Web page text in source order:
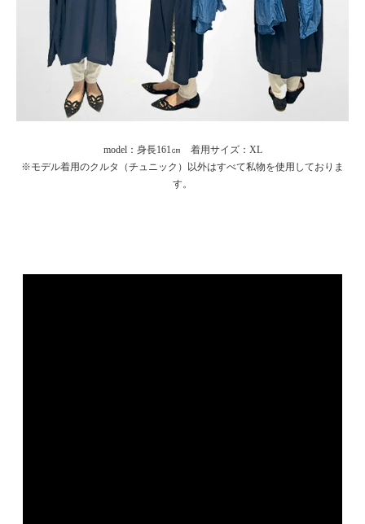
model：身長161㎝ 着用サイズ：XL
※モデル着用のクルタ（チュニック）以外はすべて私物を使用しておりま
す。